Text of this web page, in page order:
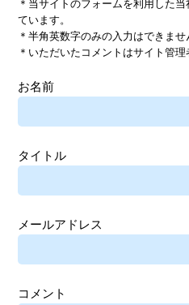
＊当サイトのフォームを利用した
ています。
＊半角英数字のみの入力はできませ
＊いただいたコメントはサイト管
お名前
タイトル
メールアドレス
コメント